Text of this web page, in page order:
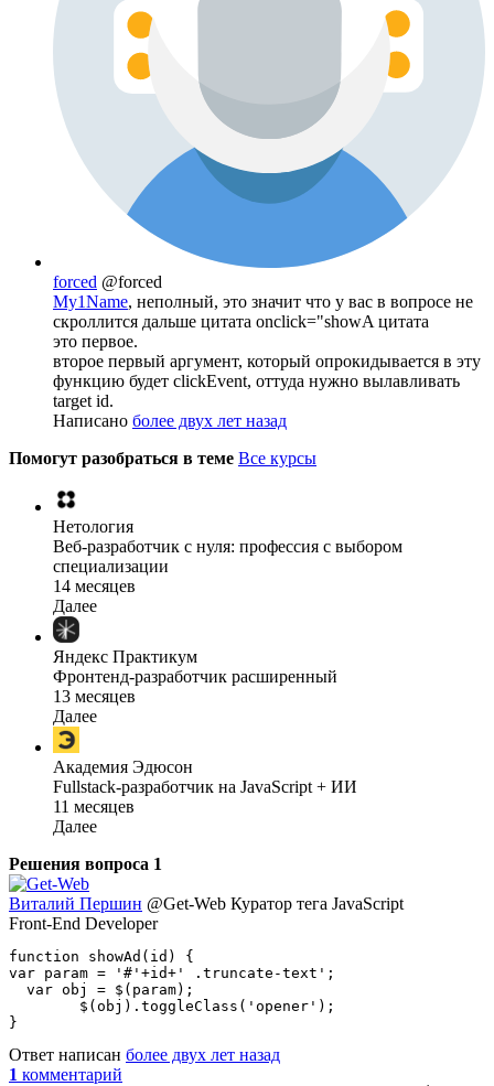
forced @forced
My1Name, неполный, это значит что у вас в вопросе не
скроллится дальше цитата onclick="showA цитата
это первое.
второе первый аргумент, который опрокидывается в эту
функцию будет clickEvent, оттуда нужно вылавливать
target id.
Написано более двух лет назад
Помогут разобраться в теме Все курсы
Нетология
Веб-разработчик с нуля: профессия с выбором
специализации
14 месяцев
Далее
Яндекс Практикум
Фронтенд-разработчик расширенный
13 месяцев
Далее
Академия Эдюсон
Fullstack-разработчик на JavaScript + ИИ
11 месяцев
Далее
Решения вопроса 1
Виталий Першин @Get-Web Куратор тега JavaScript
Front-End Developer
function showAd(id) {
var param = '#'+id+' .truncate-text';
  var obj = $(param);
        $(obj).toggleClass('opener');
}
Ответ написан более двух лет назад
1 комментарий